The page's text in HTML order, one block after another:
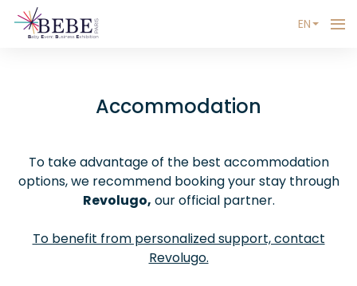
EN
Accommodation
To take advantage of the best accommodation
options, we recommend booking your stay through
Revolugo, our official partner.
To benefit from personalized support, contact
Revolugo.